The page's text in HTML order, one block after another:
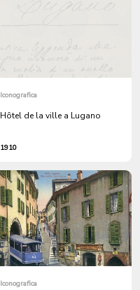
Iconografica
Hôtel de la ville a Lugano
1910
Iconografica